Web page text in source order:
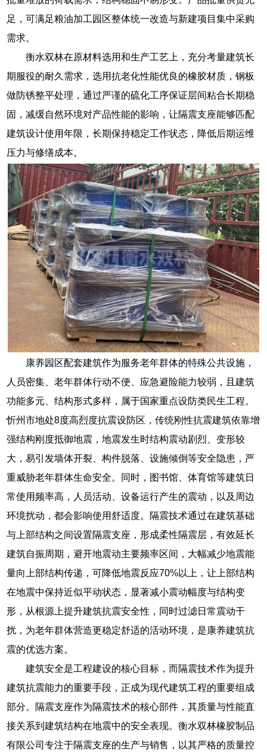
足，可满足粮油加工园区整体统一改造与新建项目集中采购
需求。
衡水双林在原材料选用和生产工艺上，充分考量建筑长
期服役的耐久需求，选用抗老化性能优良的橡胶材质，钢板
做防锈整平处理，通过严谨的硫化工序保证层间粘合长期稳
固，减缓自然环境对产品性能的影响，让隔震支座能够匹配
建筑设计使用年限，长期保持稳定工作状态，降低后期运维
压力与修缮成本。
康养园区配套建筑作为服务老年群体的特殊公共设施，
人员密集、老年群体行动不便、应急避险能力较弱，且建筑
功能多元、结构形式多样，属于国家重点设防类民生工程。
忻州市地处8度高烈度抗震设防区，传统刚性抗震建筑依靠增
强结构刚度抵御地震，地震发生时结构震动剧烈、变形较
大，易引发墙体开裂、构件脱落、设施倾倒等安全隐患，严
重威胁老年群体生命安全。同时，图书馆、体育馆等建筑日
常使用频率高，人员活动、设备运行产生的震动，以及周边
环境扰动，都会影响使用舒适度。隔震技术通过在建筑基础
与上部结构之间设置隔震支座，形成柔性隔震层，有效延长
建筑自振周期，避开地震动主要频率区间，大幅减少地震能
量向上部结构传递，可降低地震反应70%以上，让上部结构
在地震中保持近似平动状态，显著减小震动幅度与结构变
形，从根源上提升建筑抗震安全性，同时过滤日常震动干
扰，为老年群体营造更稳定舒适的活动环境，是康养建筑抗
震的优选方案。
建筑安全是工程建设的核心目标，而隔震技术作为提升
建筑抗震能力的重要手段，正成为现代建筑工程的重要组成
部分。隔震支座作为隔震技术的核心部件，其质量与性能直
接关系到建筑结构在地震中的安全表现。衡水双林橡胶制品
有限公司专注于隔震支座的生产与销售，以其严格的质量控